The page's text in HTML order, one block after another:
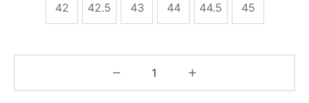
42 42.5 43 44 44.5 45